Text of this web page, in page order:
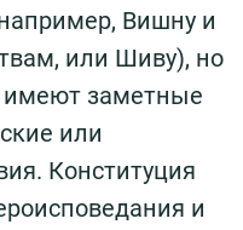
Вишну и
или Шиву), но
имеют заметные
или
Конституция
и